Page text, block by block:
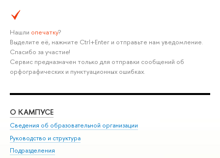
Нашли опечатку?
Выделите её, нажмите Ctrl+Enter и отправьте нам уведомление.
Спасибо за участие!
Сервис предназначен только для отправки сообщений об
орфографических и пунктуационных ошибках.
О КАМПУСЕ
Сведения об образовательной организации
Руководство и структура
Подразделения